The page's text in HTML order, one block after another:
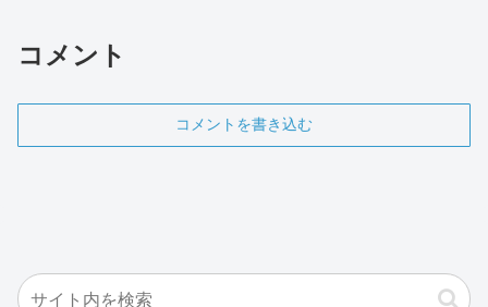
コメント
コメントを書き込む